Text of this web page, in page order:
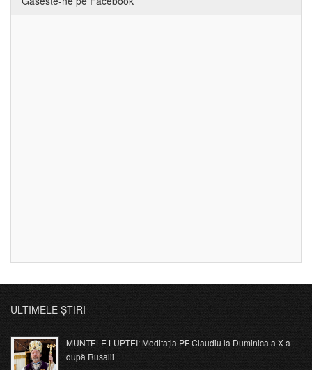
ULTIMELE ȘTIRI
MUNTELE LUPTEI: Meditația PF Claudiu la Duminica a X-a
după Rusalii